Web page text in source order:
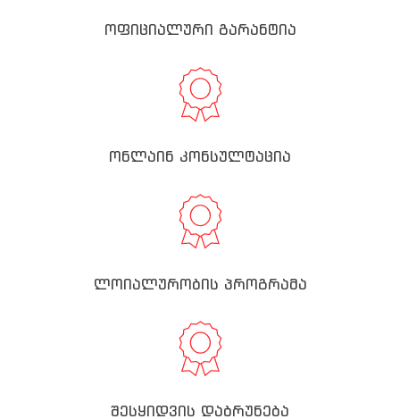
ოფიციალური გარანტია
ონლაინ კონსულტაცია
ლოიალურობის პროგრამა
შესყიდვის დაბრუნება